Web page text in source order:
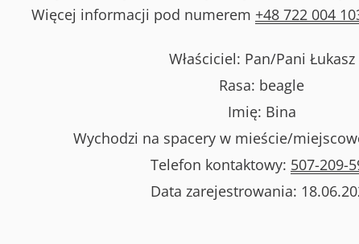
Więcej informacji pod numerem +48 722 004
Właściciel: Pan/Pani Łukasz
Rasa: beagle
Imię: Bina
Wychodzi na spacery w mieście/
Telefon kontaktowy: 507-209-
Data zarejestrowania: